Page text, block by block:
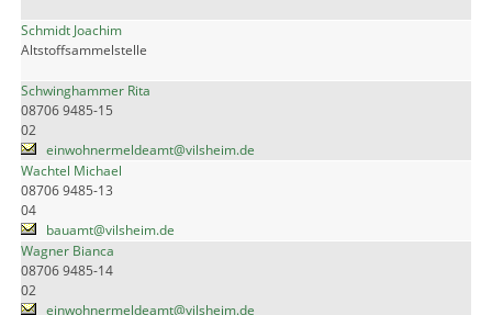
Schmidt Joachim
Altstoffsammelstelle
Schwinghammer Rita
08706 9485-15
02
einwohnermeldeamt@vilsheim.de
Wachtel Michael
08706 9485-13
04
bauamt@vilsheim.de
Wagner Bianca
08706 9485-14
02
einwohnermeldeamt@vilsheim.de